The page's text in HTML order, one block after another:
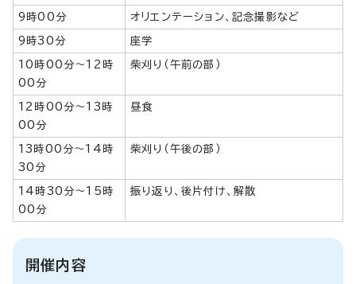
9時00分 オリエンテーション、記念撮影など
9時30分 座学
10時00分～12時
00分
柴刈り（午前の部）
12時00分～13時
00分
昼食
13時00分～14時
30分
柴刈り（午後の部）
14時30分～15時
00分
振り返り、後片付け、解散
開催内容